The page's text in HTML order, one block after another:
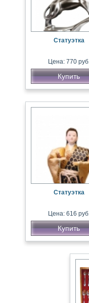
Статуэтка
Цена: 770 руб.
Купить
Статуэтка
Цена: 616 руб.
Купить